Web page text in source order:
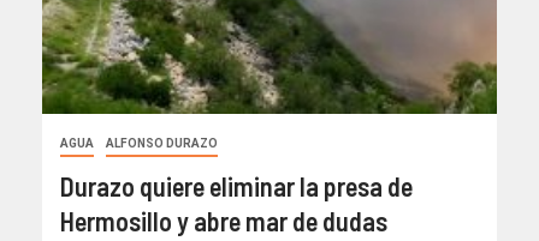
AGUA ALFONSO DURAZO
Durazo quiere eliminar la presa de
Hermosillo y abre mar de dudas